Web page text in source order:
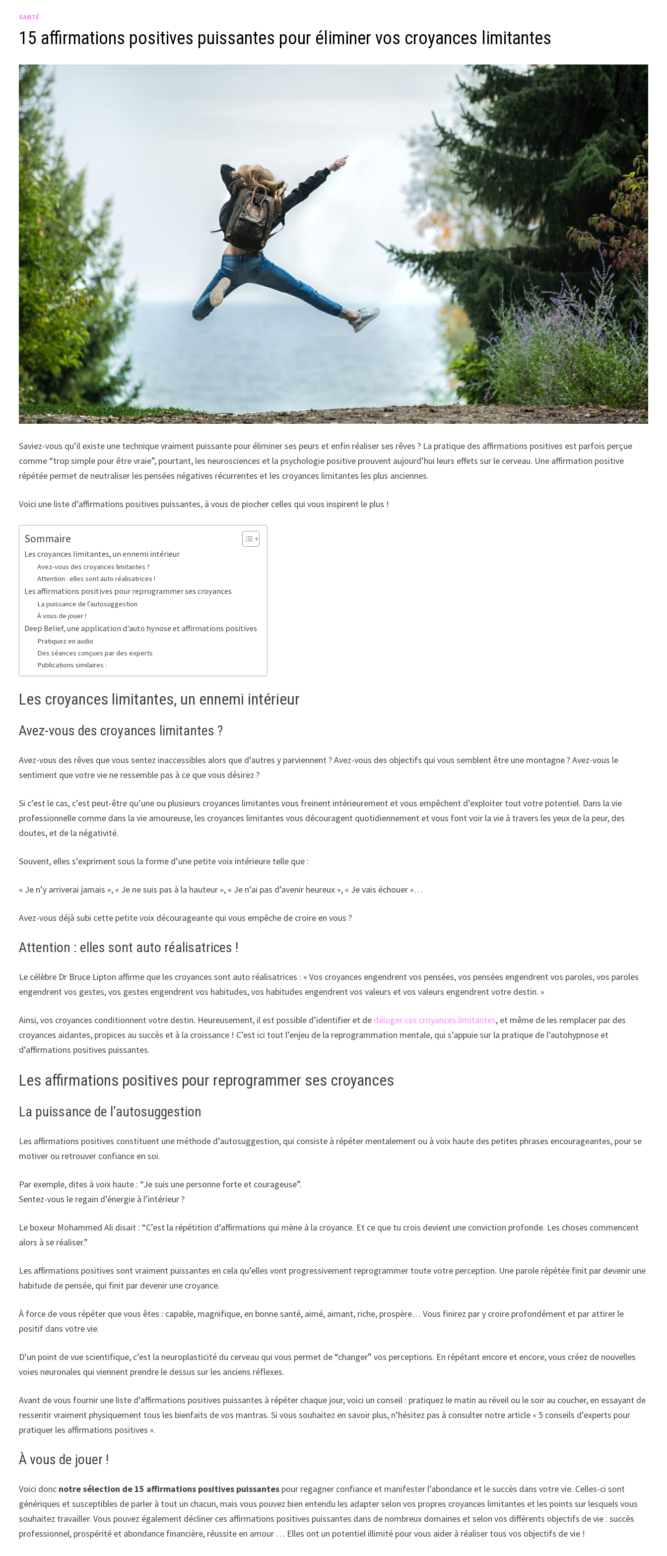
SANTÉ
15 affirmations positives puissantes pour éliminer vos croyances limitantes
Saviez-vous qu’il existe une technique vraiment puissante pour éliminer ses peurs et enfin réaliser ses rêves ? La pratique des affirmations positives est parfois perçue
comme “trop simple pour être vraie”, pourtant, les neurosciences et la psychologie positive prouvent aujourd’hui leurs effets sur le cerveau. Une affirmation positive
répétée permet de neutraliser les pensées négatives récurrentes et les croyances limitantes les plus anciennes.
Voici une liste d’affirmations positives puissantes, à vous de piocher celles qui vous inspirent le plus !
Sommaire
Les croyances limitantes, un ennemi intérieur
Avez-vous des croyances limitantes ?
Attention : elles sont auto réalisatrices !
Les affirmations positives pour reprogrammer ses croyances
La puissance de l’autosuggestion
À vous de jouer !
Deep Belief, une application d’auto hynose et affirmations positives
Pratiquez en audio
Des séances conçues par des experts
Publications similaires :
Les croyances limitantes, un ennemi intérieur
Avez-vous des croyances limitantes ?
Avez-vous des rêves que vous sentez inaccessibles alors que d’autres y parviennent ? Avez-vous des objectifs qui vous semblent être une montagne ? Avez-vous le
sentiment que votre vie ne ressemble pas à ce que vous désirez ?
Si c’est le cas, c’est peut-être qu’une ou plusieurs croyances limitantes vous freinent intérieurement et vous empêchent d’exploiter tout votre potentiel. Dans la vie
professionnelle comme dans la vie amoureuse, les croyances limitantes vous découragent quotidiennement et vous font voir la vie à travers les yeux de la peur, des
doutes, et de la négativité.
Souvent, elles s’expriment sous la forme d’une petite voix intérieure telle que :
« Je n’y arriverai jamais », « Je ne suis pas à la hauteur », « Je n’ai pas d’avenir heureux », « Je vais échouer »…
Avez-vous déjà subi cette petite voix décourageante qui vous empêche de croire en vous ?
Attention : elles sont auto réalisatrices !
Le célèbre Dr Bruce Lipton affirme que les croyances sont auto réalisatrices : « Vos croyances engendrent vos pensées, vos pensées engendrent vos paroles, vos paroles
engendrent vos gestes, vos gestes engendrent vos habitudes, vos habitudes engendrent vos valeurs et vos valeurs engendrent votre destin. »
Ainsi, vos croyances conditionnent votre destin. Heureusement, il est possible d’identifier et de déloger ces croyances limitantes, et même de les remplacer par des
croyances aidantes, propices au succès et à la croissance ! C’est ici tout l’enjeu de la reprogrammation mentale, qui s’appuie sur la pratique de l’autohypnose et
d’affirmations positives puissantes.
Les affirmations positives pour reprogrammer ses croyances
La puissance de l’autosuggestion
Les affirmations positives constituent une méthode d’autosuggestion, qui consiste à répéter mentalement ou à voix haute des petites phrases encourageantes, pour se
motiver ou retrouver confiance en soi.
Par exemple, dites à voix haute : “Je suis une personne forte et courageuse”.
Sentez-vous le regain d’énergie à l’intérieur ?
Le boxeur Mohammed Ali disait : “C’est la répétition d’affirmations qui mène à la croyance. Et ce que tu crois devient une conviction profonde. Les choses commencent
alors à se réaliser.”
Les affirmations positives sont vraiment puissantes en cela qu’elles vont progressivement reprogrammer toute votre perception. Une parole répétée finit par devenir une
habitude de pensée, qui finit par devenir une croyance.
À force de vous répéter que vous êtes : capable, magnifique, en bonne santé, aimé, aimant, riche, prospère… Vous finirez par y croire profondément et par attirer le
positif dans votre vie.
D’un point de vue scientifique, c’est la neuroplasticité du cerveau qui vous permet de “changer” vos perceptions. En répétant encore et encore, vous créez de nouvelles
voies neuronales qui viennent prendre le dessus sur les anciens réflexes.
Avant de vous fournir une liste d’affirmations positives puissantes à répéter chaque jour, voici un conseil : pratiquez le matin au réveil ou le soir au coucher, en essayant de
ressentir vraiment physiquement tous les bienfaits de vos mantras. Si vous souhaitez en savoir plus, n’hésitez pas à consulter notre article « 5 conseils d’experts pour
pratiquer les affirmations positives ».
À vous de jouer !
Voici donc notre sélection de 15 affirmations positives puissantes pour regagner confiance et manifester l’abondance et le succès dans votre vie. Celles-ci sont
génériques et susceptibles de parler à tout un chacun, mais vous pouvez bien entendu les adapter selon vos propres croyances limitantes et les points sur lesquels vous
souhaitez travailler. Vous pouvez également décliner ces affirmations positives puissantes dans de nombreux domaines et selon vos différents objectifs de vie : succès
professionnel, prospérité et abondance financière, réussite en amour … Elles ont un potentiel illimité pour vous aider à réaliser tous vos objectifs de vie !